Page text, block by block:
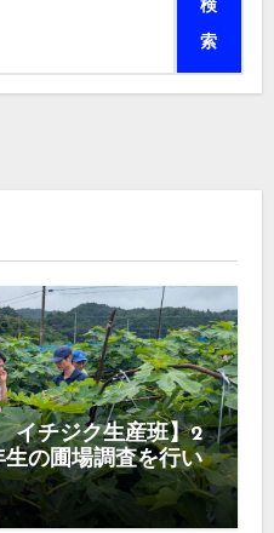
検
索
イチジク生産班】2
の圃場調査を行い